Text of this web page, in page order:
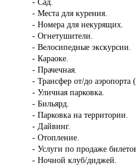
- Сад.
- Места для курения.
- Номера для некурящих.
- Огнетушители.
- Велосипедные экскурсии.
- Караоке.
- Прачечная.
- Трансфер от/до аэропорта
- Уличная парковка.
- Бильярд.
- Парковка на территории.
- Дайвинг.
- Отопление.
- Услуги по продаже
- Ночной клуб/диджей.